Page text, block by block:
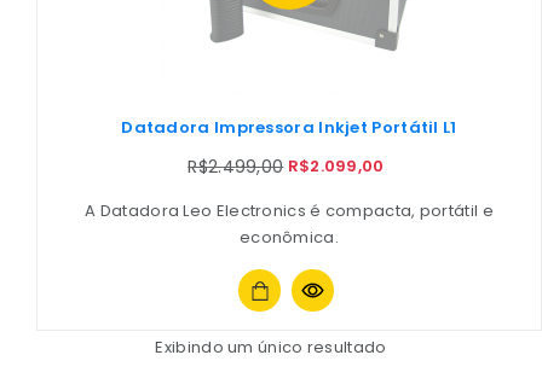
Datadora Impressora Inkjet Portátil L1
R$2.499,00 R$2.099,00
A Datadora Leo Electronics é compacta, portátil e
econômica.
Exibindo um único resultado